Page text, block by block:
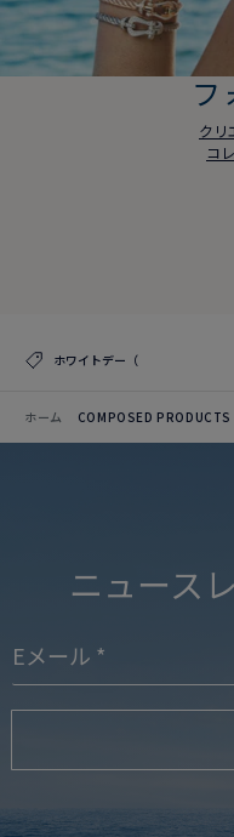
フ
クリ
コ
ホワイトデー（
ホーム COMPOSED PRODUCTS
ニュース